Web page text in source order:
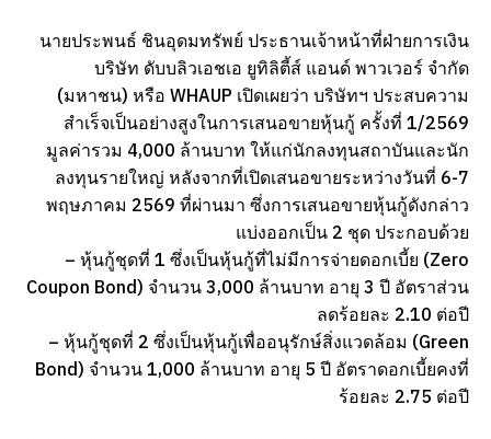
นายประพนธ์ ชินอุดมทรัพย์ ประธานเจ้าหน้าที่ฝ่ายการเงิน
บริษัท ดับบลิวเอชเอ ยูทิลิตี้ส์ แอนด์ พาวเวอร์ จำกัด
(มหาชน) หรือ WHAUP เปิดเผยว่า บริษัทฯ ประสบความ
สำเร็จเป็นอย่างสูงในการเสนอขายหุ้นกู้ ครั้งที่ 1/2569
มูลค่ารวม 4,000 ล้านบาท ให้แก่นักลงทุนสถาบันและนัก
ลงทุนรายใหญ่ หลังจากที่เปิดเสนอขายระหว่างวันที่ 6-7
พฤษภาคม 2569 ที่ผ่านมา ซึ่งการเสนอขายหุ้นกู้ดังกล่าว
แบ่งออกเป็น 2 ชุด ประกอบด้วย
– หุ้นกู้ชุดที่ 1 ซึ่งเป็นหุ้นกู้ที่ไม่มีการจ่ายดอกเบี้ย (Zero
Coupon Bond) จำนวน 3,000 ล้านบาท อายุ 3 ปี อัตราส่วน
ลดร้อยละ 2.10 ต่อปี
– หุ้นกู้ชุดที่ 2 ซึ่งเป็นหุ้นกู้เพื่ออนุรักษ์สิ่งแวดล้อม (Green
Bond) จำนวน 1,000 ล้านบาท อายุ 5 ปี อัตราดอกเบี้ยคงที่
ร้อยละ 2.75 ต่อปี